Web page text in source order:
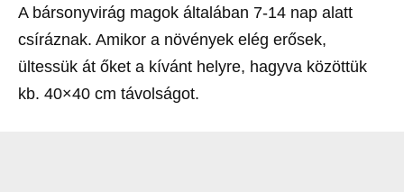
A bársonyvirág magok általában 7-14 nap alatt
csíráznak. Amikor a növények elég erősek,
ültessük át őket a kívánt helyre, hagyva közöttük
kb. 40×40 cm távolságot.